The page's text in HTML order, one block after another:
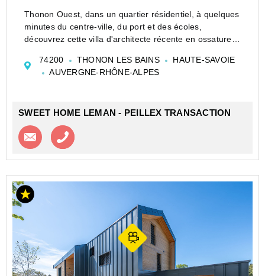
Thonon Ouest, dans un quartier résidentiel, à quelques
minutes du centre-ville, du port et des écoles,
découvrez cette villa d'architecte récente en ossature
écologiques et des prestations de qualité.
74200 THONON LES BAINS
HAUTE-SAVOIE
AUVERGNE-RHÔNE-ALPES
SWEET HOME LEMAN - PEILLEX TRANSACTION
Contacter l'agence